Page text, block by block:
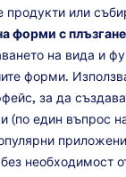
продукти или
форми с
на вида и
форми.
за да
(по един въпрос
необходимост